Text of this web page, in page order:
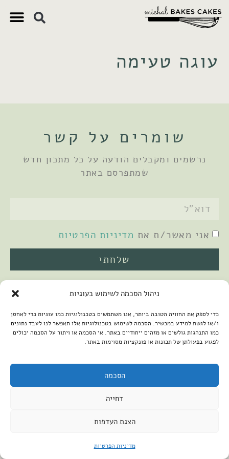
ניהול הסכמה לשימוש בעוגיות
כדי לספק את החוויה הטובה ביותר, אנו משתמשים בטכנולוגיות כמו עוגיות כדי לאחסן
ו/או לגשת למידע במכשיר. הסכמה לשימוש בטכנולוגיות אלו תאפשר לנו לעבד נתונים
כמו התנהגות גולשים או מזהים ייחודיים באתר. אי הסכמה או ויתור על הסכמה יכולים
לפגוע בפעולתן של תכונות או פונקציות מסוימות באתר.
הסכמה
דחייה
הצגת העדפות
מדיניות הפרטיות
עוגה טעימה
שומרים על קשר
נרשמים ומקבלים הודעה על כל מתכון חדש
שמתפרסם באתר
אני מאשר/ת את מדיניות הפרטיות
שלחתי
2026 © כל הזכויות שמורות למיכל שמיר
הצהרת נגישות